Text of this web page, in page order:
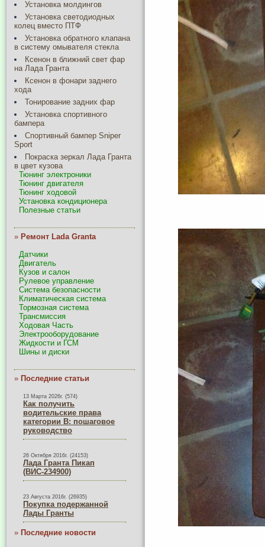
Установка молдингов
Установка светодиодных
колец вместо ПТФ
Установка обратного клапана
в систему омывателя стекла
Ксенон в ближний свет фар
на Лада Гранта
Ксенон в фонари заднего
хода
Тонирование задних фар
Установка спортивного
бампера
Спортивный бампер Sniper
Sport
Покраска зеркал Лада Гранта
в цвет кузова
Тюнинг электроники
Тюнинг двигателя
Тюнинг ходовой
Установка кондиционера
Полезные статьи
» Ремонт Lada Granta
Датчики
Двигатель
Кузов и салон
Рулевое управление
Система безопасности
Климатическая система
Тормозная система
Трансмиссия
Ходовая Часть
Электрооборудование
Жидкости и ГСМ
Шины и диски
» Последние статьи
13 Марта 2026г. (574)
Как получить
водительские права
категории B: пошаговое
руководство
26 Октября 2016г. (24153)
Лада Гранта Пикап
(ВИС-234900)
23 Августа 2016г. (26935)
Покупка подержанной
Лады Гранты
» Последние новости